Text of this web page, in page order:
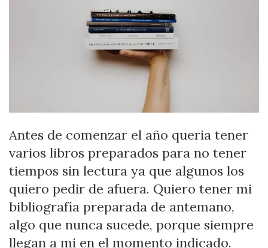
Antes de comenzar el año queria tener
varios libros preparados para no tener
tiempos sin lectura ya que algunos los
quiero pedir de afuera. Quiero tener mi
bibliografía preparada de antemano,
algo que nunca sucede, porque siempre
llegan a mi en el momento indicado.